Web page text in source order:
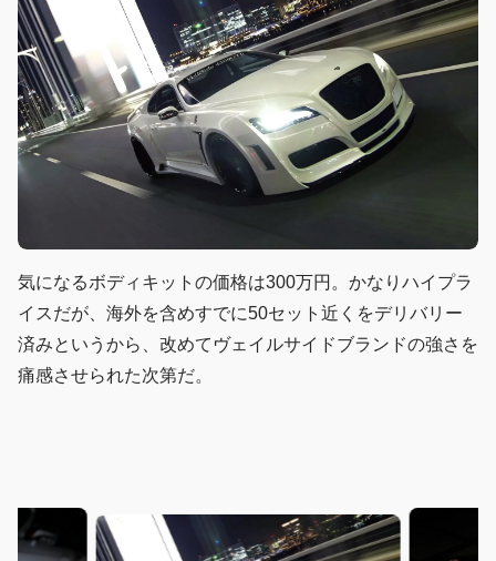
気になるボディキットの価格は300万円。かなりハイプラ
イスだが、海外を含めすでに50セット近くをデリバリー
済みというから、改めてヴェイルサイドブランドの強さを
痛感させられた次第だ。